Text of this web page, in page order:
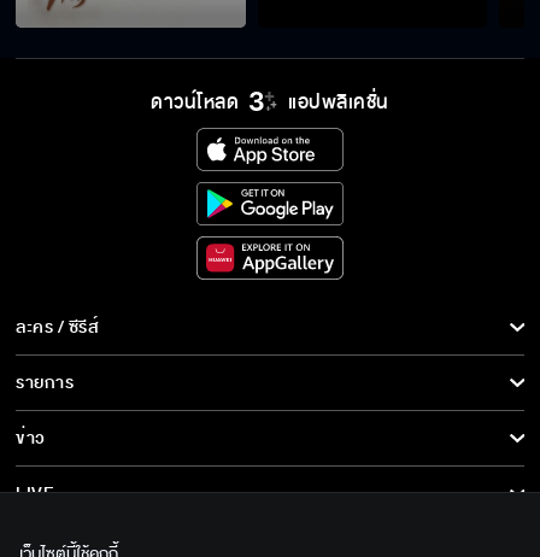
เดียวกัน
คุณสวย เก่ง แล้วก็ยังทำเพื่อผม
จะรู้ได้ยังไงว่าเขาชอบเราหรือเปล่า
หืม อีเลว อีก็อบปี้
ดาวน์โหลด แอปพลิเคชั่น
ละคร / ซีรีส์
ละคร/ซีรีส์
ซีรีส์นานาชาติ
การ์ตูน & เกม
รายการ
รายการทั้งหมด
ข่าว
ข่าวทั้งหมด
LIVE
เกี่ยวกับเรา